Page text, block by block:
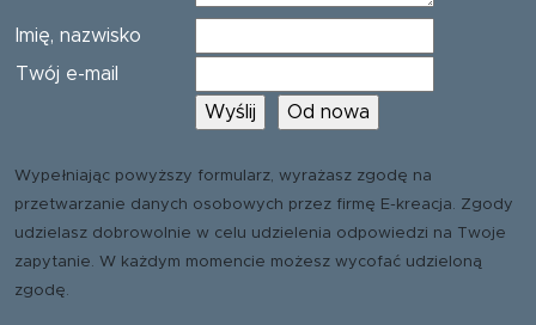
Imię, nazwisko
Twój e-mail
Wypełniając powyższy formularz, wyrażasz zgodę na
przetwarzanie danych osobowych przez firmę E-kreacja. Zgody
udzielasz dobrowolnie w celu udzielenia odpowiedzi na Twoje
zapytanie. W każdym momencie możesz wycofać udzieloną
zgodę.